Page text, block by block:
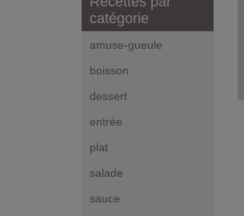
catégorie
amuse-gueule
boisson
dessert
entrée
plat
salade
sauce